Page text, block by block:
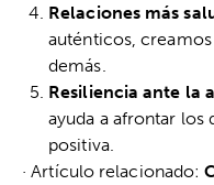
Relaciones más
auténticos,
demás.
Resiliencia ante la
ayuda a afrontar los
positiva.
· Artículo relacionado: